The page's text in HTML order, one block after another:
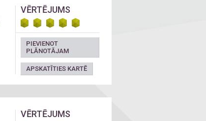
VĒRTĒJUMS
PIEVIENOT
PLĀNOTĀJAM
APSKATĪTIES KARTĒ
VĒRTĒJUMS